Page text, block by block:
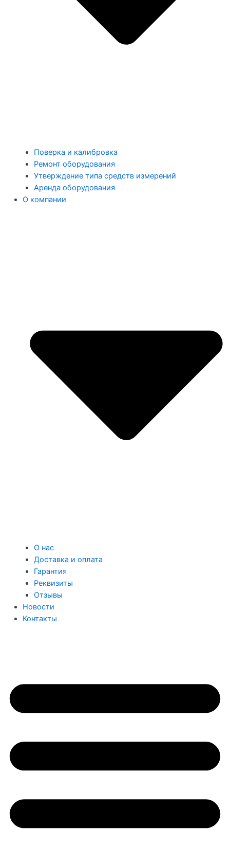
Поверка и калибровка
Ремонт оборудования
Утверждение типа средств измерений
Аренда оборудования
О компании
О нас
Доставка и оплата
Гарантия
Реквизиты
Отзывы
Новости
Контакты